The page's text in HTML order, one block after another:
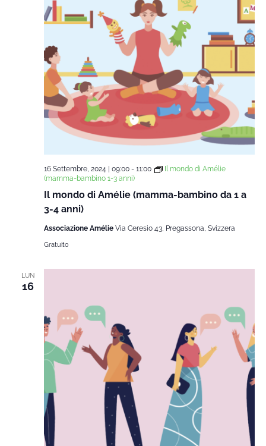
Il mondo di Amélie (mamma-bambino da 1 a
3-4 anni)
16 Settembre, 2024 | 09:00- 11:00
Il mondo di Amélie
(mamma-bambino 1-3 anni)
Associazione Amélie Via Ceresio 43, Pregassona, Svizzera
Gratuito
LUN
16